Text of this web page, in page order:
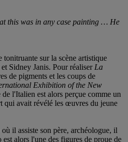
this was in any case painting … He
sur la scène artistique
Sidney Janis. Pour réaliser La
de pigments et les coups de
Exhibition of the New
l'Italien est alors perçue comme un
qui avait révélé les œuvres du jeune
il assiste son père, archéologue, il
alors l'une des figures de proue de